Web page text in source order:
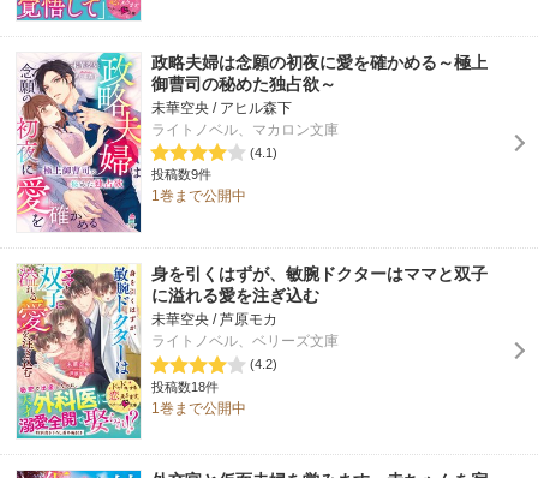
政略夫婦は念願の初夜に愛を確かめる～極上
御曹司の秘めた独占欲～
未華空央 / アヒル森下
ライトノベル、マカロン文庫
(4.1)
投稿数9件
1巻まで公開中
身を引くはずが、敏腕ドクターはママと双子
に溢れる愛を注ぎ込む
未華空央 / 芦原モカ
ライトノベル、ベリーズ文庫
(4.2)
投稿数18件
1巻まで公開中